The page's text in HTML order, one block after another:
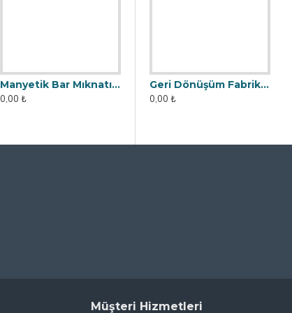
Manyetik Bar Mıknatıs - 25x200 mm - 12500 Gauss
0,00 ₺
Manyetik Bar - Çubuk Mıknatıs - 32x90 mm - 12500 Gauss Gücü
0,00 ₺
Geri Dönüşüm Fabrikası İçin Kolay Temizlenebilir Neodyum Elek Mıknatıs
0,00 ₺
Müşteri Hizmetleri